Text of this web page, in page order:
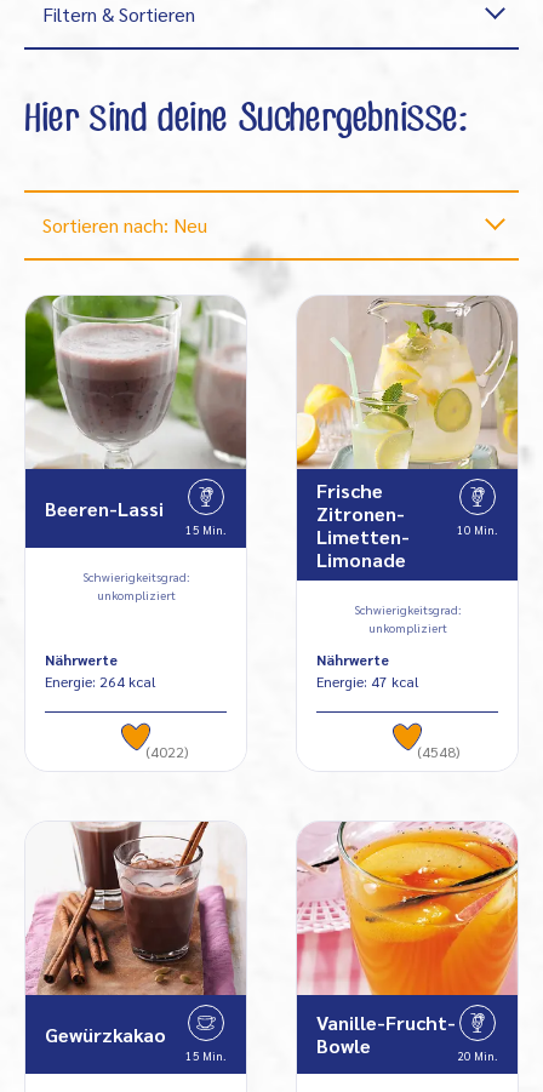
Filtern & Sortieren
Hier sind deine Suchergebnisse:
Sortieren nach: Neu
Beeren-Lassi
15 Min.
Schwierigkeitsgrad:
unkompliziert
Nährwerte
Energie: 264 kcal
(4022)
Frische
Zitronen-
Limetten-
Limonade
10 Min.
Schwierigkeitsgrad:
unkompliziert
Nährwerte
Energie: 47 kcal
(4548)
Gewürzkakao
15 Min.
Vanille-Frucht-
Bowle
20 Min.